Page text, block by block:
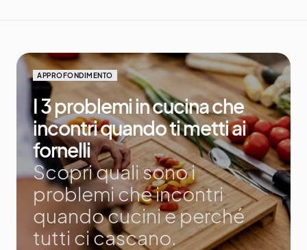
APPROFONDIMENTO
I 3 problemi in cucina che
incontri quando ti metti ai
fornelli
Scopri quali sono i
problemi che incontri
quando cucini e perché
tutti ci cascano.